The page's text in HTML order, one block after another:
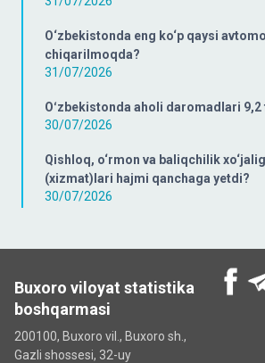
O‘zbekistonda eng ko‘p qaysi
chiqarilmoqda?
31/07/2026
Oʻzbekistonda aholi daromadlari 9,2
30/07/2026
Qishloq, o‘rmon va baliqchilik
(xizmat)lari hajmi qanchaga yetdi?
30/07/2026
Buxoro viloyat statistika
boshqarmasi
200100, Buxoro vil., Buxoro sh.,
Gazli shossesi, 32-uy